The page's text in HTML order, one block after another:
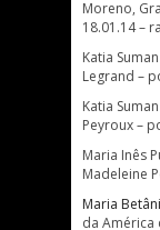
Moreno,
18.01.14 –
Katia Suman
Legrand –
Katia Suman
Peyroux –
Maria Inês
Madeleine
Maria
da América